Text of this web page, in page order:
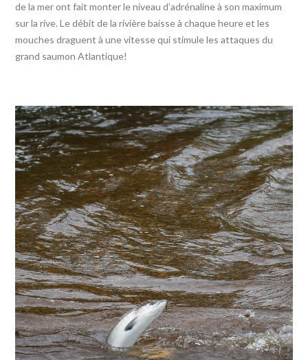
de la mer ont fait monter le niveau d’adrénaline à son maximum
sur la rive. Le débit de la rivière baisse à chaque heure et les
mouches draguent à une vitesse qui stimule les attaques du
grand saumon Atlantique!